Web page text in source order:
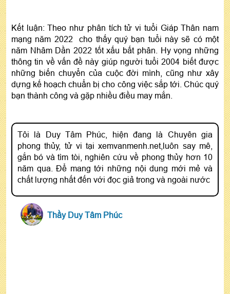
Kết luận: Theo như phân tích tử vi tuổi Giáp Thân nam
mạng năm 2022 cho thấy quý bạn tuổi này sẽ có một
năm Nhâm Dần 2022 tốt xấu bất phân. Hy vọng những
thông tin về vấn đề này giúp người tuổi 2004 biết được
những biến chuyển của cuộc đời mình, cũng như xây
dựng kế hoạch chuẩn bị cho công việc sắp tới. Chúc quý
bạn thành công và gặp nhiều điều may mắn.
Tôi là Duy Tâm Phúc, hiện đang là Chuyên gia
phong thủy, tử vi tại xemvanmenh.net,luôn say mê,
gắn bó và tìm tòi, nghiên cứu về phong thủy hơn 10
năm qua. Để mang tới những nội dung mới mẻ và
chất lượng nhất đến với đọc giả trong và ngoài nước
Thầy Duy Tâm Phúc